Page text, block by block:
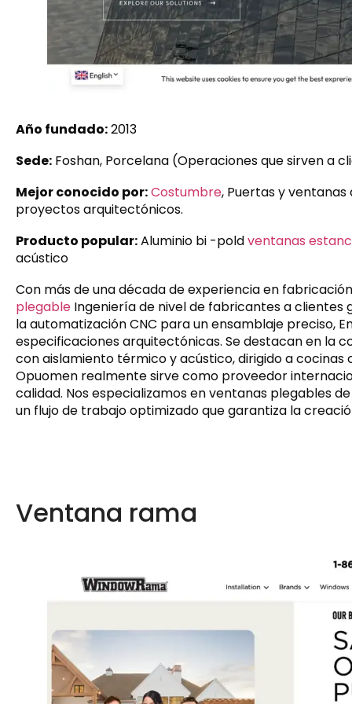
Año fundado:2013
Sede: Foshan, Porcelana (Operaciones que sirven a
Mejor conocido por:Costumbre, Puertas y
proyectos arquitectónicos.
Producto popular:Aluminio bi -poldventanas
acústico
Con más de una década de experiencia en
plegable Ingeniería de nivel de fabricantes a clientes
la automatización CNC para un ensamblaje preciso,
especificaciones arquitectónicas. Se destacan en la
con aislamiento térmico y acústico, dirigido a
Opuomen realmente sirve como proveedor
calidad. Nos especializamos en ventanas plegables
un flujo de trabajo optimizado que garantiza la
Ventana rama